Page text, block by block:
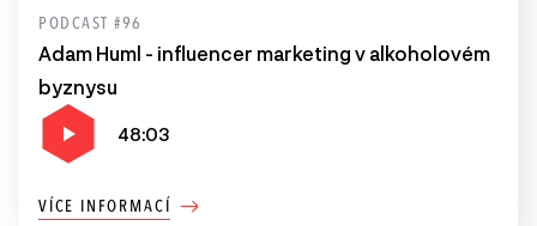
PODCAST #96
Adam Huml - influencer marketing v alkoholovém
byznysu
48:03
VÍCE INFORMACÍ